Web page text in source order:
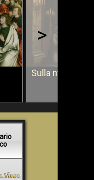
Sulla morte di
>